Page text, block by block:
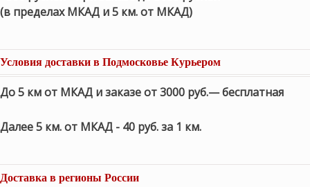
(в пределах МКАД и 5 км. от МКАД)
Условия доставки в Подмосковье Курьером
До 5 км от МКАД и заказе от 3000 руб.— бесплатная
Далее 5 км. от МКАД - 40 руб. за 1 км.
Доставка в регионы России